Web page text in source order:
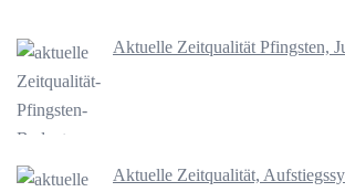
Aktuelle Zeitqualität Pfingsten,
Aktuelle Zeitqualität,